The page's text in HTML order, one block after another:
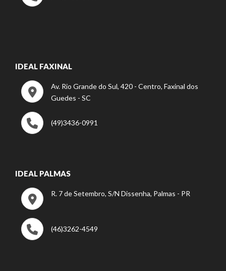
IDEAL FAXINAL
Av. Rio Grande do Sul, 420 - Centro, Faxinal dos
Guedes - SC
(49)3436-0991
IDEAL PALMAS
R. 7 de Setembro, S/N Dissenha, Palmas - PR
(46)3262-4549